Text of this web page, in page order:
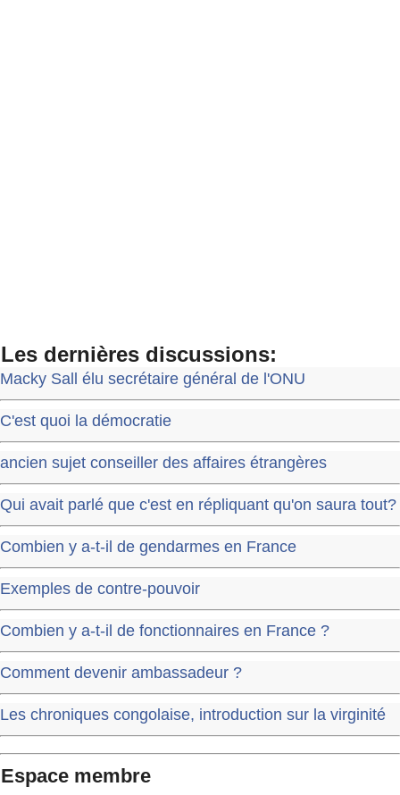
Les dernières discussions:
Macky Sall élu secrétaire général de l'ONU
C'est quoi la démocratie
ancien sujet conseiller des affaires étrangères
Qui avait parlé que c'est en répliquant qu'on saura tout?
Combien y a-t-il de gendarmes en France
Exemples de contre-pouvoir
Combien y a-t-il de fonctionnaires en France ?
Comment devenir ambassadeur ?
Les chroniques congolaise, introduction sur la virginité
Espace membre